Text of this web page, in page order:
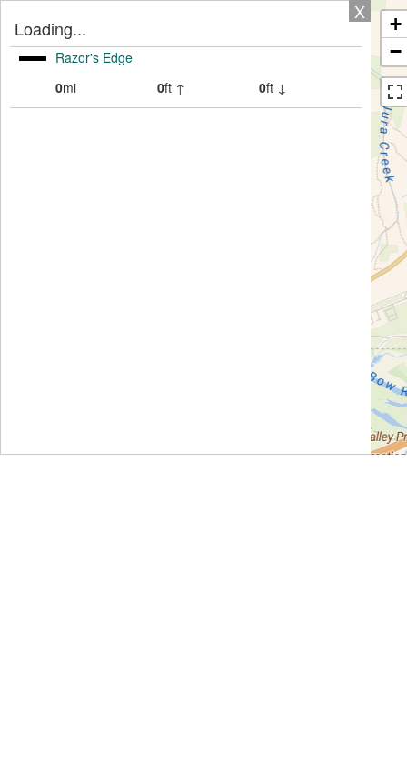
X
Loading...
Razor's Edge
0mi 0ft ↑ 0ft ↓
+
−